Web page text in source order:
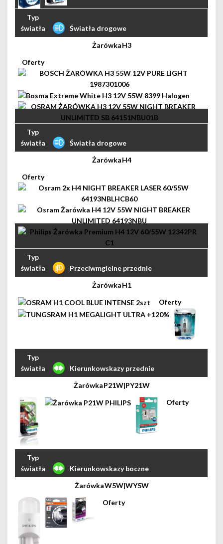
Światła drogowe
H3
Światła drogowe
H4
Przeciwmgielne przednie
H1
Kierunkowskazy przednie
P21W|PY21W
Kierunkowskazy boczne
W5W|WY5W